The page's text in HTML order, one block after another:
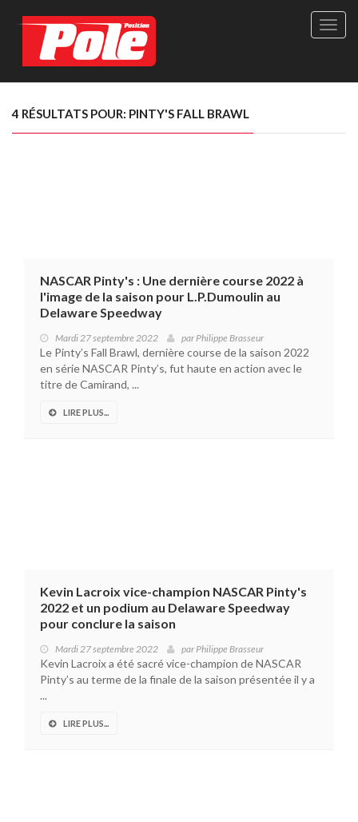
Site
Le
4 RÉSULTATS POUR: PINTY'S FALL BRAWL
NASCAR Pinty's : Une dernière course 2022 à
l'image de la saison pour L.P.Dumoulin au
Delaware Speedway
Mardi 27 septembre 2022 parPhilippe Brasseur
Le Pinty’s Fall Brawl, dernière course de la saison 2022
en série NASCAR Pinty’s, fut haute en action avec le
titre de Camirand, ...
LIRE PLUS...
Kevin Lacroix vice-champion NASCAR Pinty's
2022 et un podium au Delaware Speedway
pour conclure la saison
Mardi 27 septembre 2022 parPhilippe Brasseur
Kevin Lacroix a été sacré vice-champion de NASCAR
Pinty’s au terme de la finale de la saison présentée il y a
...
LIRE PLUS...